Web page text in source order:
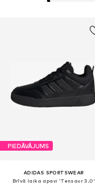
PIEDĀVĀJUMS
ADIDAS SPORTSWEAR
Brīvā laika apavi 'Tensaur 3.0'